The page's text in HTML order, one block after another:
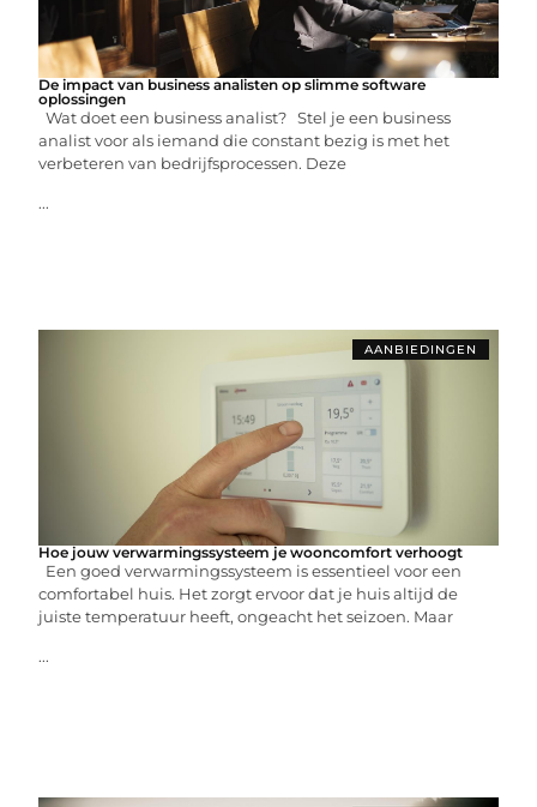
De impact van business analisten op slimme software
oplossingen
Wat doet een business analist? Stel je een business
analist voor als iemand die constant bezig is met het
verbeteren van bedrijfsprocessen. Deze
...
AANBIEDINGEN
Hoe jouw verwarmingssysteem je wooncomfort verhoogt
Een goed verwarmingssysteem is essentieel voor een
comfortabel huis. Het zorgt ervoor dat je huis altijd de
juiste temperatuur heeft, ongeacht het seizoen. Maar
...